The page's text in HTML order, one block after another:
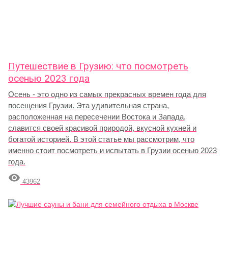
Путешествие в Грузию: что посмотреть
осенью 2023 года
Осень - это одно из самых прекрасных времен года для
посещения Грузии. Эта удивительная страна,
расположенная на пересечении Востока и Запада,
славится своей красивой природой, вкусной кухней и
богатой историей. В этой статье мы рассмотрим, что
именно стоит посмотреть и испытать в Грузии осенью 2023
года.
 43962